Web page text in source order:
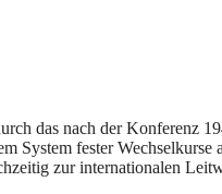
das nach der Konferenz
System fester
zur internationalen